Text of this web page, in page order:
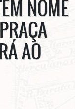
NOME
AO